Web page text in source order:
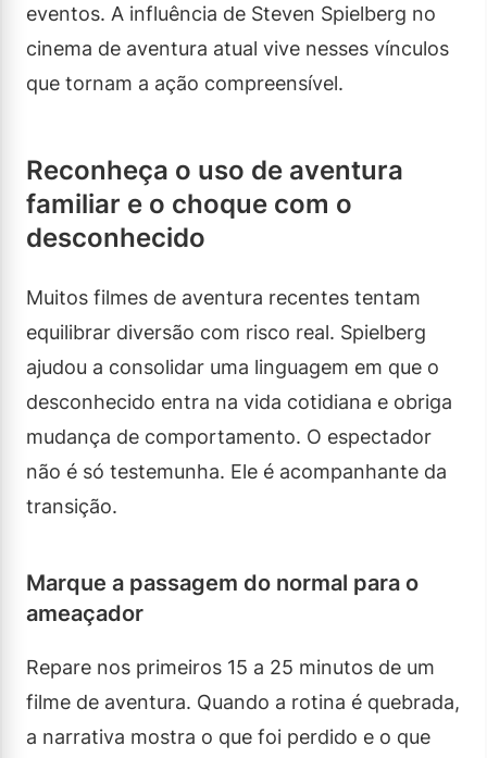
eventos. A influência de Steven Spielberg no
cinema de aventura atual vive nesses vínculos
que tornam a ação compreensível.
Reconheça o uso de aventura
familiar e o choque com o
desconhecido
Muitos filmes de aventura recentes tentam
equilibrar diversão com risco real. Spielberg
ajudou a consolidar uma linguagem em que o
desconhecido entra na vida cotidiana e obriga
mudança de comportamento. O espectador
não é só testemunha. Ele é acompanhante da
transição.
Marque a passagem do normal para o
ameaçador
Repare nos primeiros 15 a 25 minutos de um
filme de aventura. Quando a rotina é quebrada,
a narrativa mostra o que foi perdido e o que